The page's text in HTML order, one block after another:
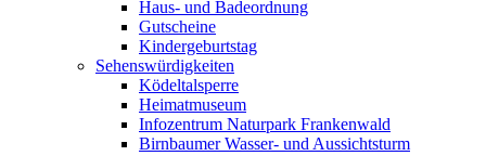
Haus- und Badeordnung
Gutscheine
Kindergeburtstag
Sehenswürdigkeiten
Ködeltalsperre
Heimatmuseum
Infozentrum Naturpark Frankenwald
Birnbaumer Wasser- und Aussichtsturm